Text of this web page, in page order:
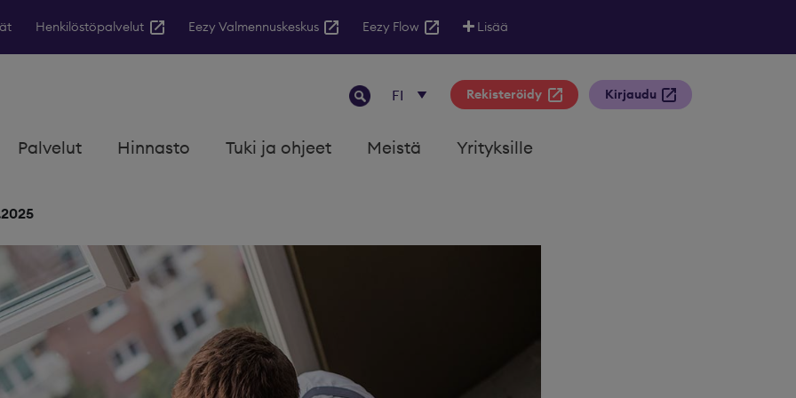
Henkilöstöpalvelut Eezy Valmennuskeskus Eezy Flow Lisää
Rekisteröidy Kirjaudu
Palvelut Hinnasto Tuki ja ohjeet Meistä Yrityksille